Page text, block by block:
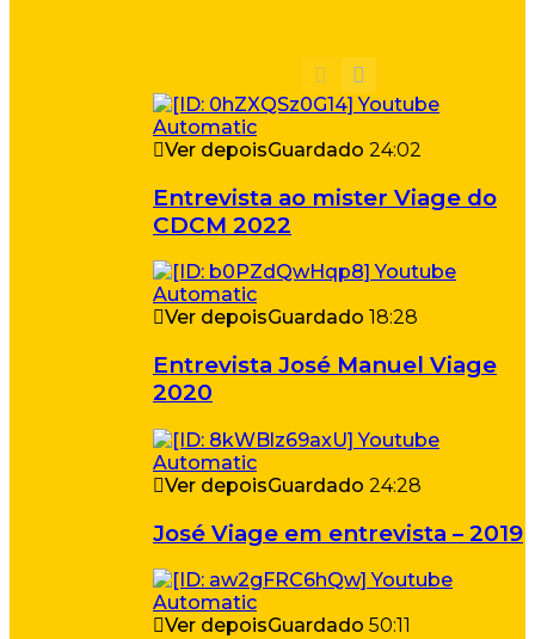
Ver depoisGuardado 24:02
Entrevista ao mister Viage do
CDCM 2022
Ver depoisGuardado 18:28
Entrevista José Manuel Viage
2020
Ver depoisGuardado 24:28
José Viage em entrevista – 2019
Ver depoisGuardado 50:11